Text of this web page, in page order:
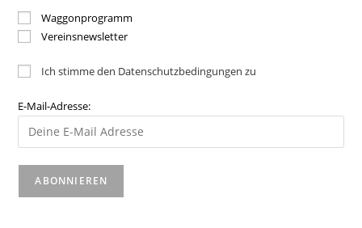
Waggonprogramm
Vereinsnewsletter
Ich stimme den Datenschutzbedingungen zu
E-Mail-Adresse: